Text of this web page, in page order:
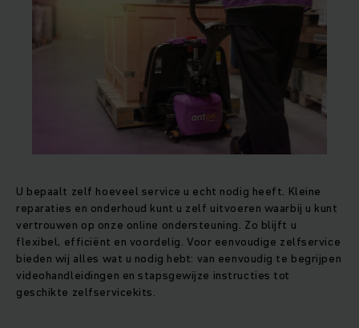
U bepaalt zelf hoeveel service u echt nodig heeft. Kleine
reparaties en onderhoud kunt u zelf uitvoeren waarbij u kunt
vertrouwen op onze online ondersteuning. Zo blijft u
flexibel, efficiënt en voordelig. Voor eenvoudige zelfservice
bieden wij alles wat u nodig hebt: van eenvoudig te begrijpen
videohandleidingen en stapsgewijze instructies tot
geschikte zelfservicekits.